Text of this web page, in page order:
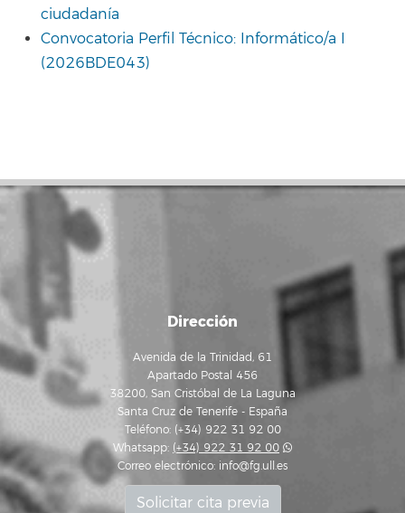
ciudadanía
Convocatoria Perfil Técnico: Informático/a I
(2026BDE043)
Dirección
Avenida de la Trinidad, 61
Apartado Postal 456
38200, San Cristóbal de La Laguna
Santa Cruz de Tenerife - España
Teléfono: (+34) 922 31 92 00
Whatsapp: (+34) 922 31 92 00
Correo electrónico: info@fg.ull.es
Solicitar cita previa